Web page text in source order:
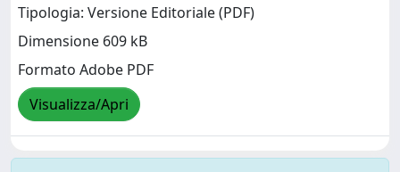
Tipologia: Versione Editoriale (PDF)
Dimensione 609 kB
Formato Adobe PDF
Visualizza/Apri